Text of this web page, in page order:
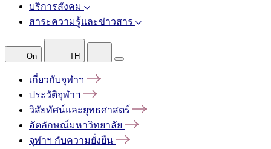
บริการสังคม
สาระความรู้และข่าวสาร
On TH
เกี่ยวกับจุฬาฯ
ประวัติจุฬาฯ
วิสัยทัศน์และยุทธศาสตร์
อัตลักษณ์มหาวิทยาลัย
จุฬาฯ กับความยั่งยืน